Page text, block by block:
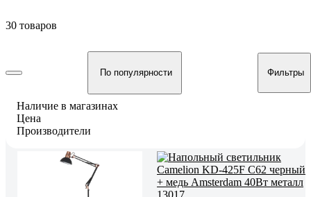
30 товаров
По популярности Фильтры
Наличие в магазинах
Цена
Производители